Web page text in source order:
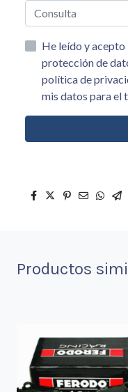
He leído y acepto la información básica sobre
protección de datos asi como el aviso
política de privacidad y acepto el
mis datos para el
Productos